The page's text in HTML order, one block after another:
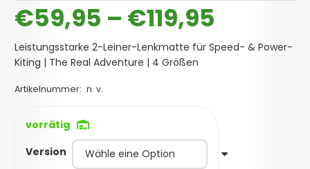
€59,95 – €119,95
bis
€119,95
Leistungsstarke 2-Leiner-Lenkmatte für Speed- & Power-
Kiting | The Real Adventure | 4 Größen
Artikelnummer: n. v.
vorrätig
Version